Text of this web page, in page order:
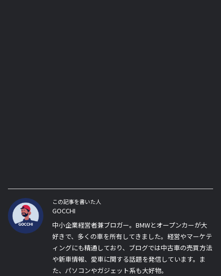
この記事を書いた人
GOCCHI
中小企業経営者兼ブロガー。BMWとオープンカーが大
好きで、多くの車を所有してきました。経営やマーケテ
ィングにも精通しており、ブログでは中古車の売買方法
や新車情報、愛車に関する話題を発信しています。ま
た、パソコンやガジェット系も大好物。